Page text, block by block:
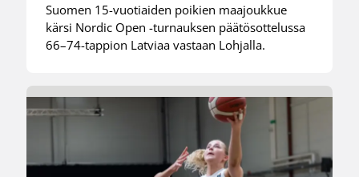
Suomen 15-vuotiaiden poikien maajoukkue
kärsi Nordic Open -turnauksen päätösottelussa
66–74-tappion Latviaa vastaan Lohjalla.